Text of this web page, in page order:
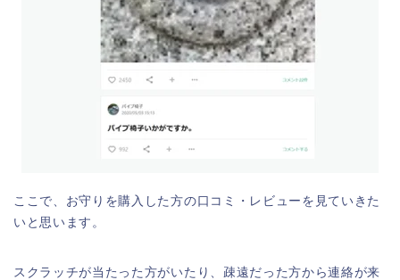
ここで、お守りを購入した方の口コミ・レビューを見ていきた
いと思います。
スクラッチが当たった方がいたり、疎遠だった方から連絡が来